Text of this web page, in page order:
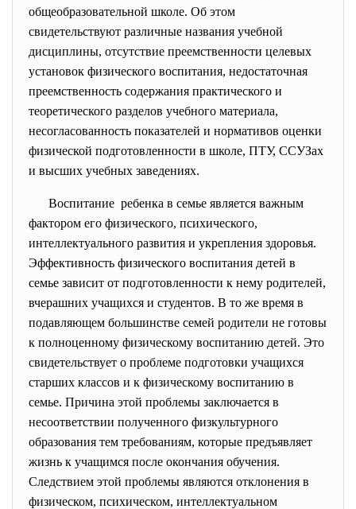
общеобразовательной школе. Об этом
свидетельствуют различные названия учебной
дисциплины, отсутствие преемственности целевых
установок физического воспитания, недостаточная
преемственность содержания практического и
теоретического разделов учебного материала,
несогласованность показателей и нормативов оценки
физической подготовленности в школе, ПТУ, ССУЗах
и высших учебных заведениях.
Воспитание ребенка в семье является важным
фактором его физического, психического,
интеллектуального развития и укрепления здоровья.
Эффективность физического воспитания детей в
семье зависит от подготовленности к нему родителей,
вчерашних учащихся и студентов. В то же время в
подавляющем большинстве семей родители не готовы
к полноценному физическому воспитанию детей. Это
свидетельствует о проблеме подготовки учащихся
старших классов и к физическому воспитанию в
семье. Причина этой проблемы заключается в
несоответствии полученного физкультурного
образования тем требованиям, которые предъявляет
жизнь к учащимся после окончания обучения.
Следствием этой проблемы являются отклонения в
физическом, психическом, интеллектуальном